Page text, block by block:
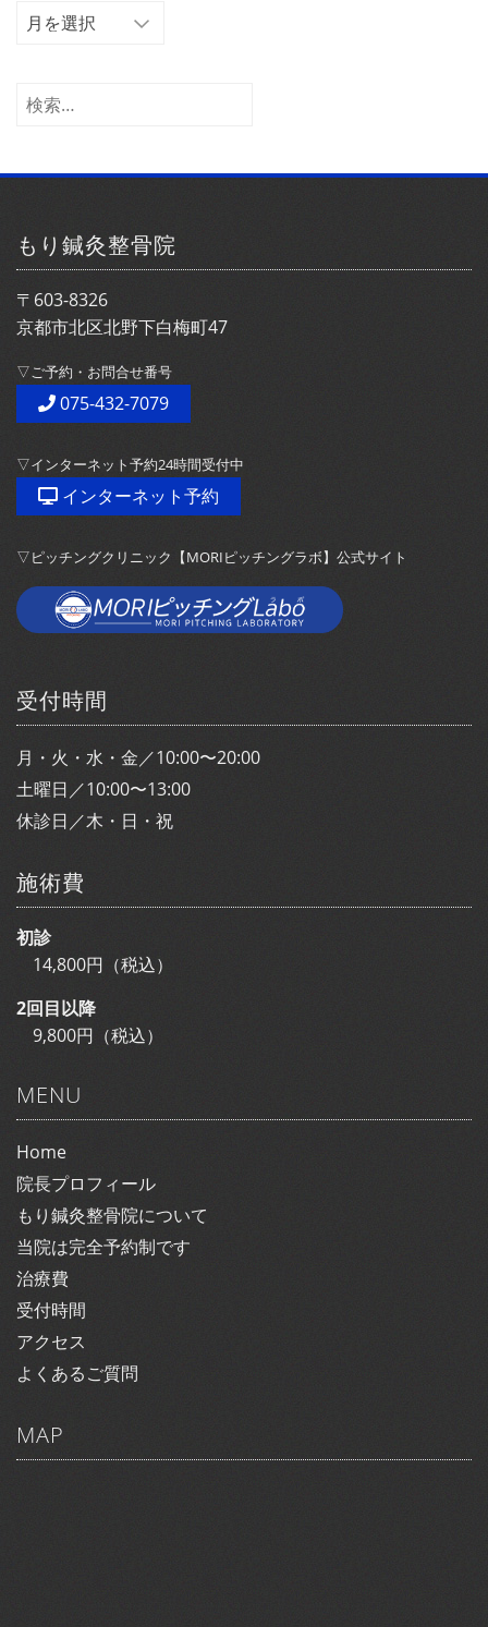
ア
イ
検
もり鍼灸整骨院
〒603-8326
京都市北区北野下白梅町47
▽ご予約・お問合せ番号
075-432-7079
▽インターネット予約24時間受付中
インターネット予約
▽ピッチングクリニック【MORIピッチングラボ】公式サイト
受付時間
月・火・水・金／10:00〜20:00
土曜日／10:00〜13:00
休診日／木・日・祝
施術費
初診
14,800円（税込）
2回目以降
9,800円（税込）
MENU
Home
院長プロフィール
もり鍼灸整骨院について
当院は完全予約制です
治療費
受付時間
アクセス
よくあるご質問
MAP